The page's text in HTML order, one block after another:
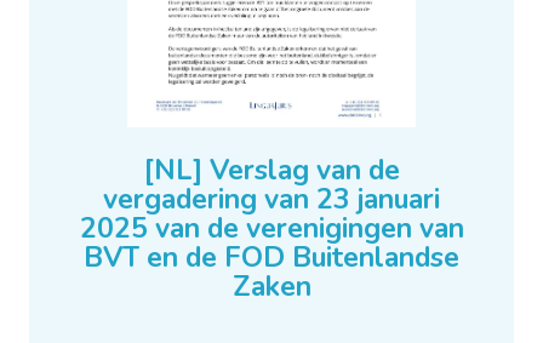
[NL] Verslag van de
vergadering van 23 januari
2025 van de verenigingen van
BVT en de FOD Buitenlandse
Zaken